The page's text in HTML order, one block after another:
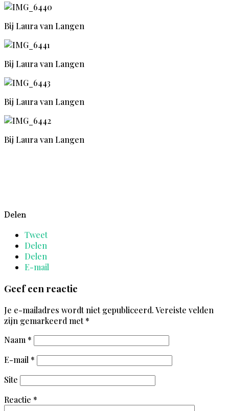
Bij Laura van Langen
Bij Laura van Langen
Bij Laura van Langen
Bij Laura van Langen
Delen
Tweet
Delen
Delen
E-mail
Geef een reactie
Je e-mailadres wordt niet gepubliceerd.Vereiste velden
zijn gemarkeerd met*
Naam *
E-mail *
Site
Reactie *